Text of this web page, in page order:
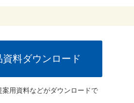
資料ダウンロード
用資料などがダウンロードで